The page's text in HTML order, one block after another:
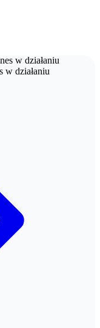
w działaniu